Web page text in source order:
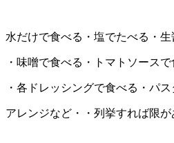
水だけで食べる・塩でたべる・生
・味噌で食べる・トマトソースで
・各ドレッシングで食べる・パ
アレンジなど・・列挙すれば限が